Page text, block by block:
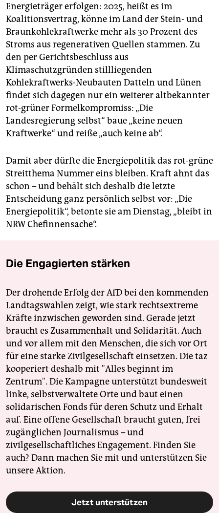
Energieträger erfolgen: 2025, heißt es im
Koalitionsvertrag, könne im Land der Stein- und
Braunkohlekraftwerke mehr als 30 Prozent des
Stroms aus regenerativen Quellen stammen. Zu
den per Gerichtsbeschluss aus
Klimaschutzgründen stillliegenden
Kohlekraftwerks-Neubauten Datteln und Lünen
findet sich dagegen nur ein weiterer altbekannter
rot-grüner Formelkompromiss: „Die
Landesregierung selbst“ baue „keine neuen
Kraftwerke“ und reiße „auch keine ab“.
Damit aber dürfte die Energiepolitik das rot-grüne
Streitthema Nummer eins bleiben. Kraft ahnt das
schon – und behält sich deshalb die letzte
Entscheidung ganz persönlich selbst vor: „Die
Energiepolitik“, betonte sie am Dienstag, „bleibt in
NRW Chefinnensache“.
Die Engagierten stärken
Der drohende Erfolg der AfD bei den kommenden
Landtagswahlen zeigt, wie stark rechtsextreme
Kräfte inzwischen geworden sind. Gerade jetzt
braucht es Zusammenhalt und Solidarität. Auch
und vor allem mit den Menschen, die sich vor Ort
für eine starke Zivilgesellschaft einsetzen. Die taz
kooperiert deshalb mit "Alles beginnt im
Zentrum". Die Kampagne unterstützt bundesweit
linke, selbstverwaltete Orte und baut einen
solidarischen Fonds für deren Schutz und Erhalt
auf. Eine offene Gesellschaft braucht guten, frei
zugänglichen Journalismus – und
zivilgesellschaftliches Engagement. Finden Sie
auch? Dann machen Sie mit und unterstützen Sie
unsere Aktion.
Jetzt unterstützen